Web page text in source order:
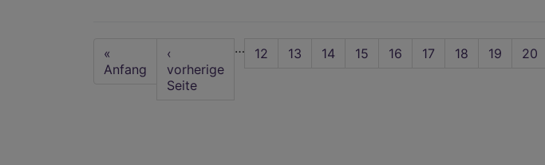
Seitennummerierung
First
page
«
Anfang
Vorherige
Seite
‹
vorherige
Seite
… Seite
12 Seite
13 Seite
14 Seite
15
Aktuelle
16 Seite
17 Seite
18 Seite
19 Seite
20